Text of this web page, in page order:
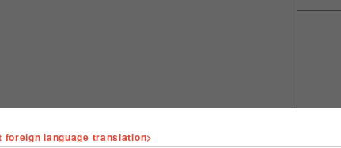
foreign language translation>